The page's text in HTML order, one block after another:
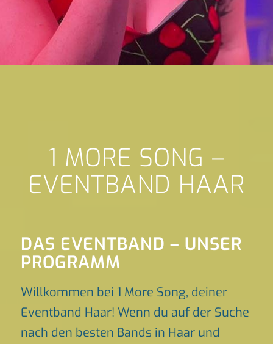
1 MORE SONG –
EVENTBAND HAAR
DAS EVENTBAND – UNSER
PROGRAMM
Willkommen bei 1 More Song, deiner
Eventband Haar! Wenn du auf der Suche
nach den besten Bands in Haar und